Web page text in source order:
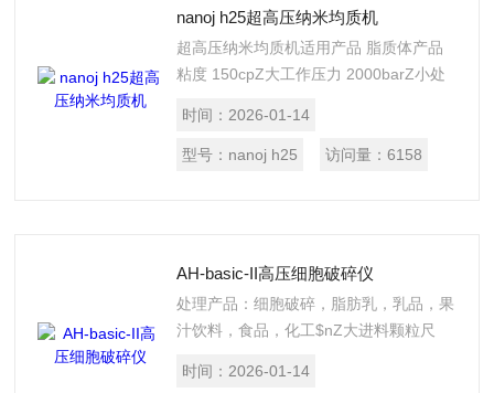
nanoj h25超高压纳米均质机
超高压纳米均质机适用产品 脂质体产品
粘度 150cpZ大工作压力 2000barZ小处
作环境 ≤40℃；R.H.40%超高压均质机应
用在生物科技，制药，化妆品，食品及其
时间： 2026-01-14
型号： nanoj h25 访问量： 6158
AH-basic-II高压细胞破碎仪
处理产品：细胞破碎，脂肪乳，乳品，果
汁饮料，食品，化工$nZ大进料颗粒尺
工作压力 ：1000bar$nZ小处理量：
时间： 2026-01-14